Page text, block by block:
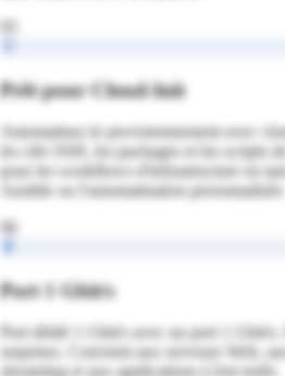
Prêt pour Cloud-Init
Automatisez le provisionnement avec
les clés SSH, les packages et les scripts
pour les workflows d'infrastructure en
Ansible ou l'automatisation personnalisée.
06
Port 1 Gbit/s
Port dédié 1 Gbit/s avec un port 1 Gbit/s.
surprises. Convient aux serveurs Web,
streaming et aux applications à fort trafic.